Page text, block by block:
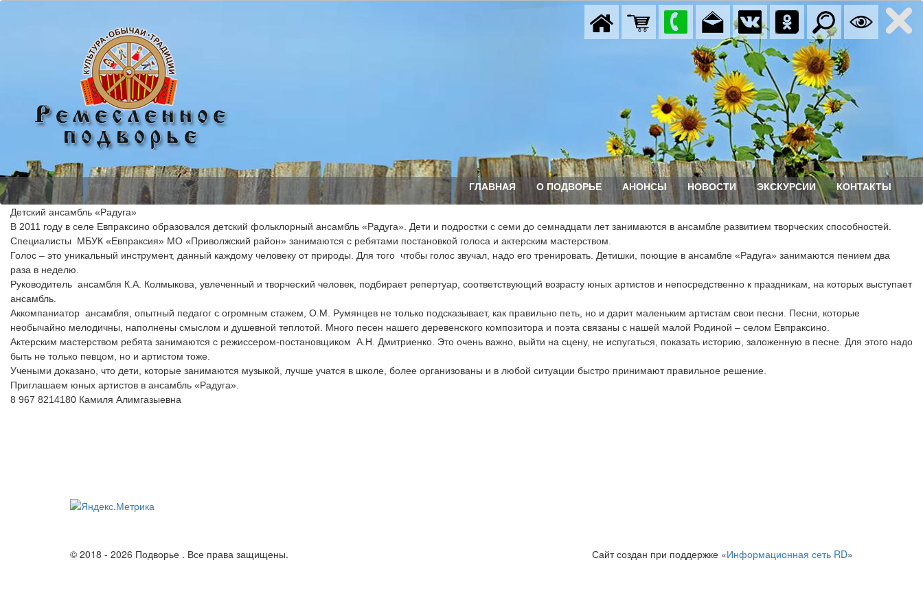
ГЛАВНАЯ О ПОДВОРЬЕ АНОНСЫ НОВОСТИ ЭКСКУРСИИ КОНТАКТЫ
Детский ансамбль «Радуга»
В 2011 году в селе Евпраксино образовался детский фольклорный ансамбль «Радуга». Дети и подростки с семи до семнадцати лет занимаются в ансамбле развитием творческих способностей.
Специалисты  МБУК «Евпраксия» МО «Приволжский район» занимаются с ребятами постановкой голоса и актерским мастерством.
Голос – это уникальный инструмент, данный каждому человеку от природы. Для того  чтобы голос звучал, надо его тренировать. Детишки, поющие в ансамбле «Радуга» занимаются пением два
раза в неделю.
Руководитель  ансамбля К.А. Колмыкова, увлеченный и творческий человек, подбирает репертуар, соответствующий возрасту юных артистов и непосредственно к праздникам, на которых выступает
ансамбль.
Аккомпаниатор  ансамбля, опытный педагог с огромным стажем, О.М. Румянцев не только подсказывает, как правильно петь, но и дарит маленьким артистам свои песни. Песни, которые
необычайно мелодичны, наполнены смыслом и душевной теплотой. Много песен нашего деревенского композитора и поэта связаны с нашей малой Родиной – селом Евпраксино.
Актерским мастерством ребята занимаются с режиссером-постановщиком  А.Н. Дмитриенко. Это очень важно, выйти на сцену, не испугаться, показать историю, заложенную в песне. Для этого надо
быть не только певцом, но и артистом тоже.
Учеными доказано, что дети, которые занимаются музыкой, лучше учатся в школе, более организованы и в любой ситуации быстро принимают правильное решение.
Приглашаем юных артистов в ансамбль «Радуга».
© 2018 - 2026 Подворье . Все права защищены. Сайт создан при поддержке «Информационная сеть RD»